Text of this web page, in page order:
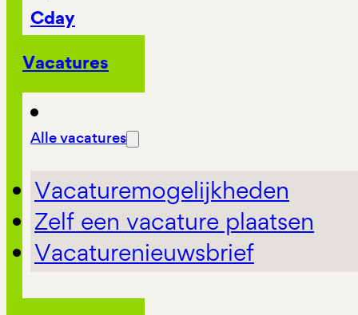
Cday
Vacatures
Alle vacatures
Vacaturemogelijkheden
Zelf een vacature plaatsen
Vacaturenieuwsbrief